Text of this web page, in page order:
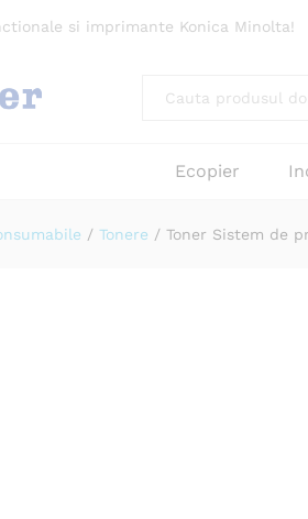
si imprimante Konica Minolta!
Ecopier
/ Tonere / Toner Sistem de
Specificatii Atribute Recenzii (0)